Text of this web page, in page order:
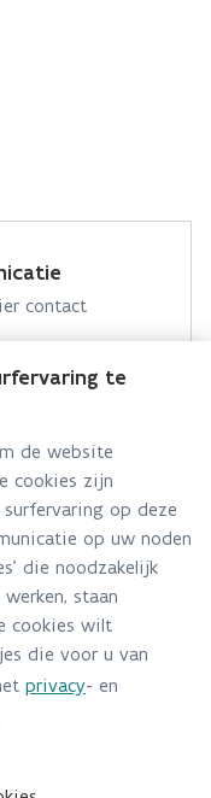
contact
te
de website
cookies zijn
op deze
op uw noden
die noodzakelijk
staan
cookies wilt
die voor u van
privacy- en